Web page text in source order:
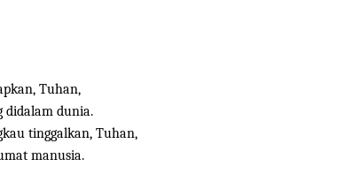
Tuhan,
didalam dunia.
tinggalkan, Tuhan,
manusia.